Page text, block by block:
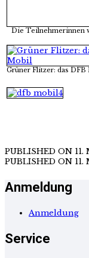
Die Teilnehmerinnen
Grüner Flitzer: das
PUBLISHED ON 11.
PUBLISHED ON 11.
Anmeldung
Anmeldung
Service